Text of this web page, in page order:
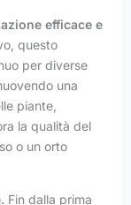
efficace e
questo
per diverse
una
piante,
la qualità del
o un orto
Fin dalla prima